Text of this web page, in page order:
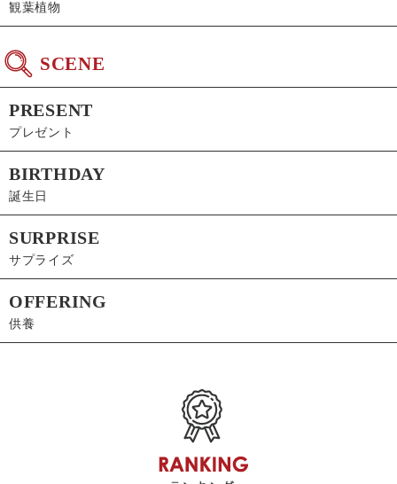
観葉植物
SCENE
PRESENT
プレゼント
BIRTHDAY
誕生日
SURPRISE
サプライズ
OFFERING
供養